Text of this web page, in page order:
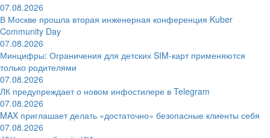
07.08.2026
В Москве прошла вторая инженерная конференция Kuber
Community Day
07.08.2026
Минцифры: Ограничения для детских SIM-карт применяются
только родителями
07.08.2026
ЛК предупреждает о новом инфостилере в Telegram
07.08.2026
MAX приглашает делать «достаточно» безопасные клиенты себя
07.08.2026